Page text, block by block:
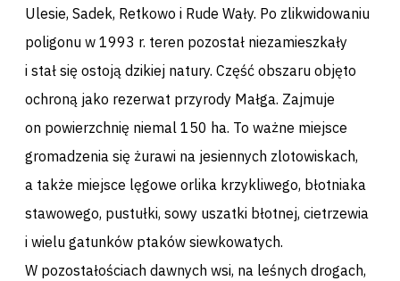
Ulesie, Sadek, Retkowo i Rude Wały. Po zlikwidowaniu
poligonu w 1993 r. teren pozostał niezamieszkały
i stał się ostoją dzikiej natury. Część obszaru objęto
ochroną jako rezerwat przyrody Małga. Zajmuje
on powierzchnię niemal 150 ha. To ważne miejsce
gromadzenia się żurawi na jesiennych zlotowiskach,
a także miejsce lęgowe orlika krzykliwego, błotniaka
stawowego, pustułki, sowy uszatki błotnej, cietrzewia
i wielu gatunków ptaków siewkowatych.
W pozostałościach dawnych wsi, na leśnych drogach,